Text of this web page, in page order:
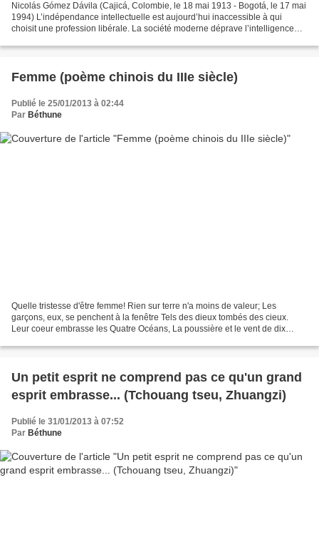
Nicolás Gómez Dávila (Cajicá, Colombie, le 18 mai 1913 - Bogotá, le 17 mai
1994) L’indépendance intellectuelle est aujourd’hui inaccessible à qui
choisit une profession libérale. La société moderne déprave l’intelligence
Femme (poème chinois du IIIe siècle)
Publié le 25/01/2013 à 02:44
Par Béthune
Quelle tristesse d'être femme! Rien sur terre n'a moins de valeur; Les
garçons, eux, se penchent à la fenêtre Tels des dieux tombés des cieux.
Leur coeur embrasse les Quatre Océans, La poussière et le vent de dix
Un petit esprit ne comprend pas ce qu'un grand
esprit embrasse... (Tchouang tseu, Zhuangzi)
Publié le 31/01/2013 à 07:52
Par Béthune